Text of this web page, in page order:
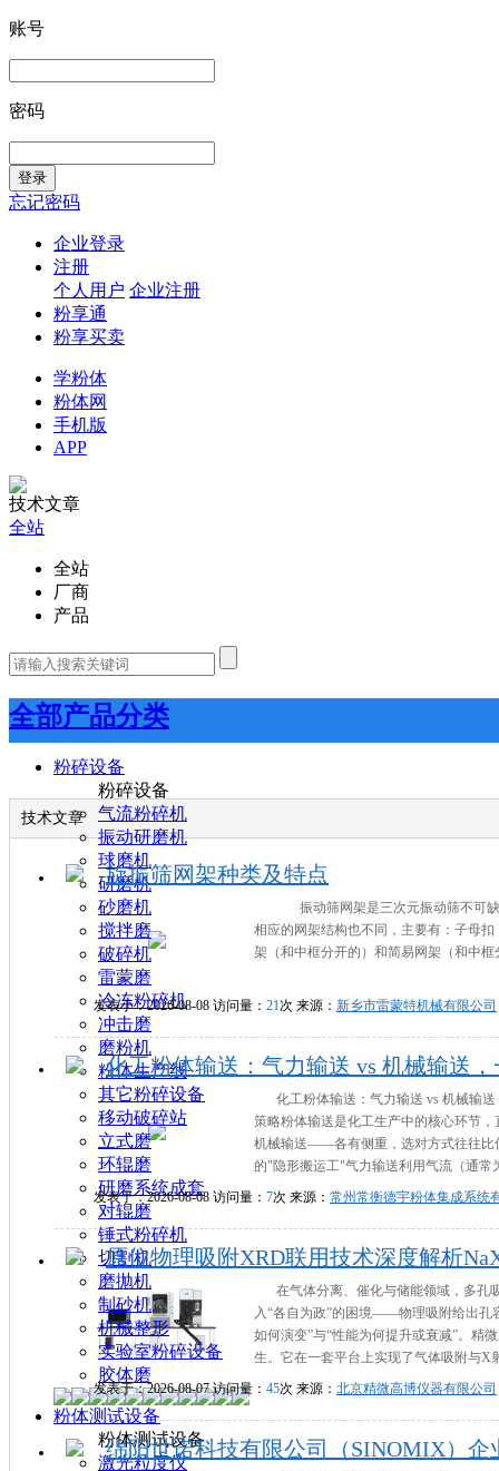
账号
密码
忘记密码
企业登录
注册
个人用户 企业注册
粉享通
粉享买卖
学粉体
粉体网
手机版
APP
技术文章
全站
全站
厂商
产品
全部产品分类
粉碎设备
粉碎设备
气流粉碎机
振动研磨机
球磨机
研磨机
砂磨机
搅拌磨
破碎机
雷蒙磨
冷冻粉碎机
冲击磨
磨粉机
粉体生产线
其它粉碎设备
移动破碎站
立式磨
环辊磨
研磨系统成套
对辊磨
锤式粉碎机
切割机
磨抛机
制砂机
机械整形
实验室粉碎设备
胶体磨
粉体测试设备
粉体测试设备
激光粒度仪
技术文章
旋振筛网架种类及特点
振动筛网架是三次元振动筛不可缺
相应的网架结构也不同，主要有：子母
架（和中框分开的）和简易网架（和中
发表于：2026-08-08 访问量： 21次 来源： 新乡市雷蒙特机械有限公司
化工粉体输送：气力输送 vs 机械输送
化工粉体输送：气力输送 vs 机械输
策略粉体输送是化工生产中的核心环节
机械输送——各有侧重，选对方式往往比
的"隐形搬运工"气力输送利用气流（通常
发表于：2026-08-08 访问量： 7次 来源： 常州常衡德宇粉体集成系统
原位物理吸附XRD联用技术深度解析
在气体分离、催化与储能领域，多孔
入“各自为政”的困境——物理吸附给出孔
如何演变”与“性能为何提升或衰减”。精
生。它在一套平台上实现了气体吸附与X
发表于：2026-08-07 访问量： 45次 来源： 北京精微高博仪器有限公司
绵阳世诺科技有限公司（SINOMIX）企